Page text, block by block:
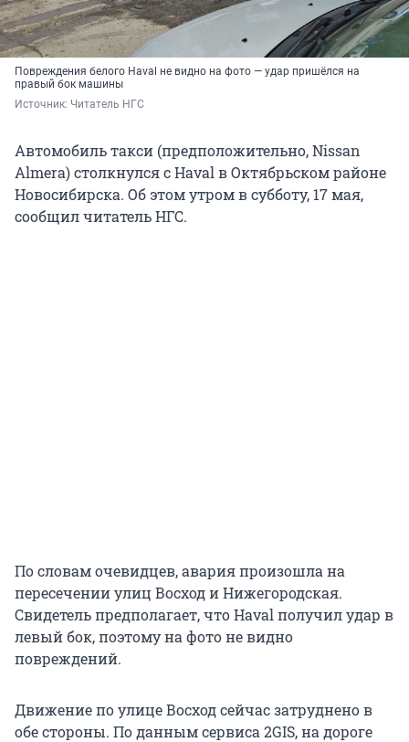
Повреждения белого Haval не видно на фото — удар пришёлся на
правый бок машины
Источник: Читатель НГС
Автомобиль такси (предположительно, Nissan
Almera) столкнулся с Haval в Октябрьском районе
Новосибирска. Об этом утром в субботу, 17 мая,
сообщил читатель НГС.
По словам очевидцев, авария произошла на
пересечении улиц Восход и Нижегородская.
Свидетель предполагает, что Haval получил удар в
левый бок, поэтому на фото не видно
повреждений.
Движение по улице Восход сейчас затруднено в
обе стороны. По данным сервиса 2GIS, на дороге